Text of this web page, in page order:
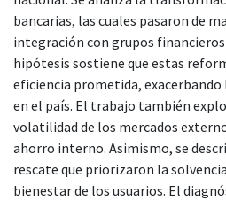
bancarias, las cuales pasaron de
integración con grupos
hipótesis sostiene que estas
eficiencia prometida, exacerbando
en el país. El trabajo también
volatilidad de los mercados
ahorro interno. Asimismo, se
rescate que priorizaron la
bienestar de los usuarios. El